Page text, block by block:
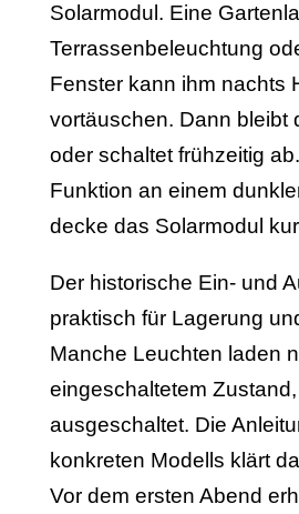
Solarmodul. Eine
Terrassenbeleuchtung
Fenster kann ihm nachts
vortäuschen. Dann bleibt
oder schaltet frühzeitig
Funktion an einem
decke das Solarmodul
Der historische Ein- und
praktisch für Lagerung
Manche Leuchten laden
eingeschaltetem
ausgeschaltet. Die
konkreten Modells klärt
Vor dem ersten Abend